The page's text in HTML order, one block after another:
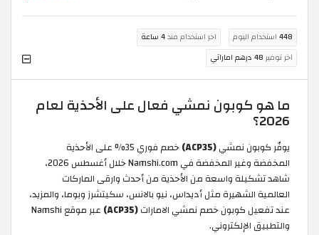
448 استخدام اليوم اخر استخدام منذ4 ساعة
اخر توفير 48 درهم اماراتي
ما هو كوبون نمشي فعال على الأحذية لعام
2026؟
يوفّر كوبون نمشي(ACP35)
خصم فوري 35% على الأحذية
المخفضة وغير المخفضة في Namshi.com خلال أغسطس 2026،
شاهد تشكيلة واسعة من الأحذية من أحدث وارقى الماركات
العالمية الشهيرة مثل أديداس، نيو بالانس، سكيتشرز وبوما، والمزيد،
عند تفعيل كوبون خصم نمشي الامارات(ACP35)
عبر موقع Namshi
والتطبيق الإلكتروني.